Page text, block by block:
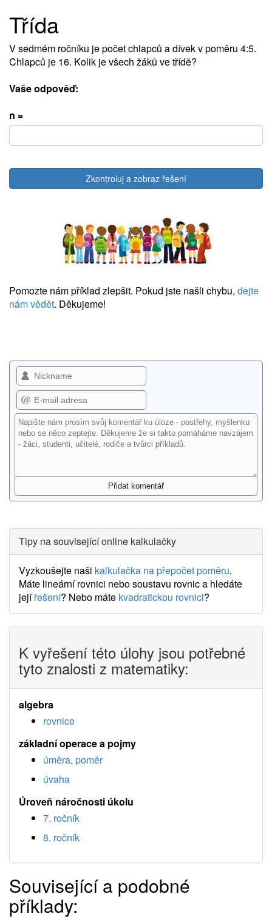
Třída
V sedmém ročníku je počet chlapců a dívek v poměru 4:5.
Chlapců je 16. Kolik je všech žáků ve třídě?
Vaše odpověď:
n =
Zkontroluj a zobraz řešení
Pomozte nám příklad zlepšit. Pokud jste našli chybu, dejte
nám vědět. Děkujeme!
Tipy na související online kalkulačky
Vyzkoušejte naši kalkulačka na přepočet poměru.
Máte lineární rovnici nebo soustavu rovnic a hledáte
jejířešení? Nebo máte kvadratickou rovnici?
K vyřešení této úlohy jsou potřebné
tyto znalosti z matematiky:
algebra
rovnice
základní operace a pojmy
úměra, poměr
úvaha
Úroveň náročnosti úkolu
7. ročník
8. ročník
Související a podobné
příklady: